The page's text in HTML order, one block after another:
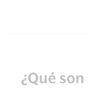
¿Qué